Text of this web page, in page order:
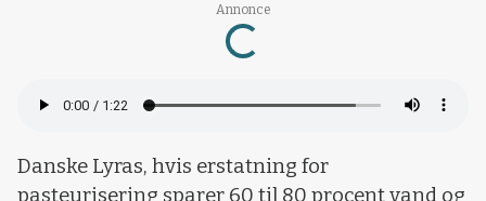
Annonce
Loading...
Danske Lyras, hvis erstatning for
pasteurisering sparer 60 til 80 procent vand og